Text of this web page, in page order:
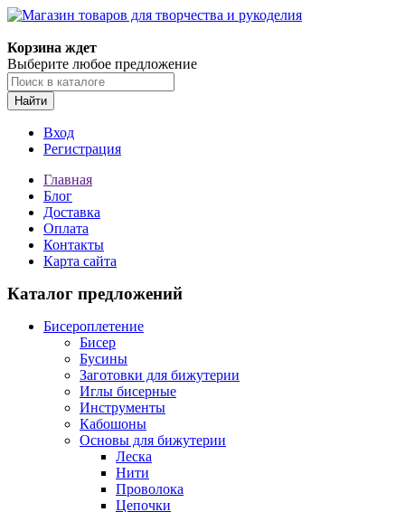
Корзина ждет
Выберите любое предложение
Найти
Вход
Регистрация
Главная
Блог
Доставка
Оплата
Контакты
Карта сайта
Каталог предложений
Бисероплетение
Бисер
Бусины
Заготовки для бижутерии
Иглы бисерные
Инструменты
Кабошоны
Основы для бижутерии
Леска
Нити
Проволока
Цепочки